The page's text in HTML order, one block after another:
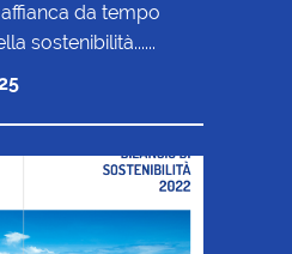
da tempo
sostenibilità......